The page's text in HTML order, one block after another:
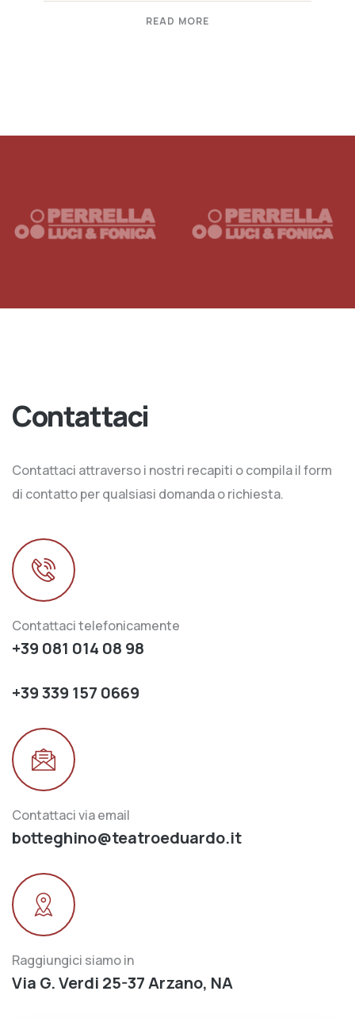
READ MORE
Contattaci
Contattaci attraverso i nostri recapiti o compila il form
di contatto per qualsiasi domanda o richiesta.
Contattaci telefonicamente
+39 081 014 08 98
+39 339 157 0669
Contattaci via email
botteghino@teatroeduardo.it
Raggiungici siamo in
Via G. Verdi 25-37 Arzano, NA